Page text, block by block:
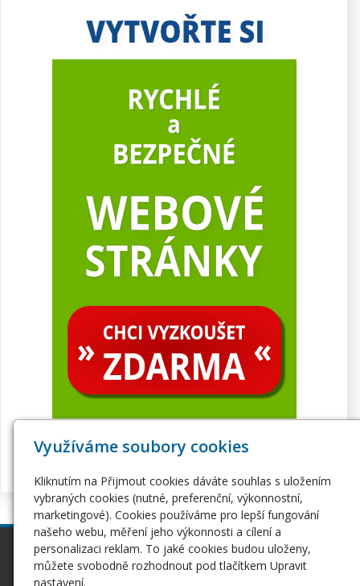
inPage
Webové stránky
Webhosting
Hosting
Využíváme soubory cookies
Kliknutím na Přijmout cookies dáváte souhlas s uložením
vybraných cookies (nutné, preferenční, výkonnostní,
marketingové). Cookies používáme pro lepší fungování
našeho webu, měření jeho výkonnosti a cílení a
personalizaci reklam. To jaké cookies budou uloženy,
můžete svobodně rozhodnout pod tlačítkem Upravit
nastavení.